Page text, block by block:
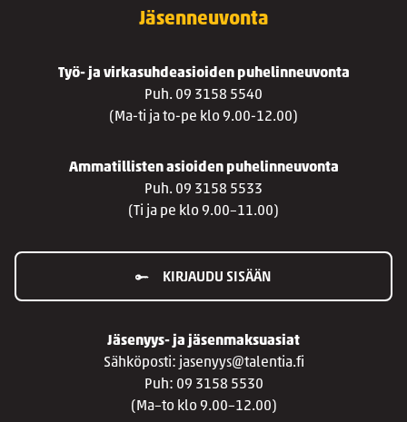
Jäsenneuvonta
Työ- ja virkasuhdeasioiden puhelinneuvonta
Puh. 09 3158 5540
(Ma-ti ja to-pe klo 9.00-12.00)
Ammatillisten asioiden puhelinneuvonta
Puh. 09 3158 5533
(Ti ja pe klo 9.00–11.00)
KIRJAUDU SISÄÄN
Jäsenyys- ja jäsenmaksuasiat
Sähköposti: jasenyys@talentia.fi
Puh: 09 3158 5530
(Ma–to klo 9.00–12.00)